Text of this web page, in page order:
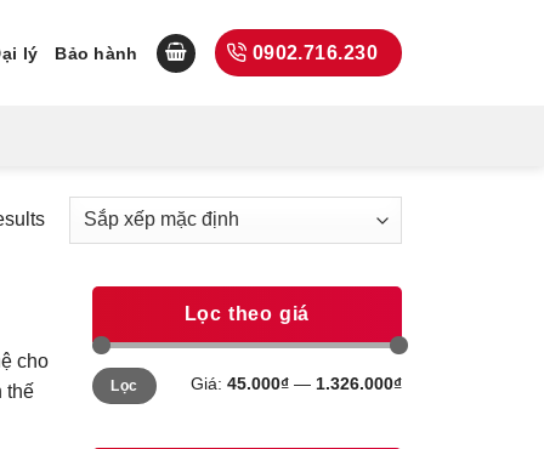
lý Bảo hành 0902.716.230
cho
thế
Lọc theo giá
Giá
tối
thiểu
Giá
tối
đa
Lọc Giá: 45.000₫ — 1.326.000₫